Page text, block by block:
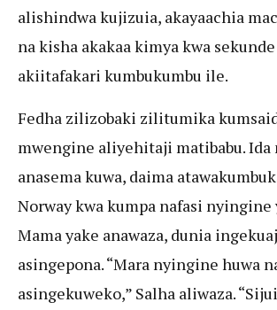
alishindwa kujizuia, akayaachia
na kisha akakaa kimya kwa
akiitafakari kumbukumbu ile.
Fedha zilizobaki zilitumika
mwengine aliyehitaji matibabu. Ida
anasema kuwa, daima
Norway kwa kumpa nafasi nyingine
Mama yake anawaza, dunia
asingepona. “Mara nyingine huwa
asingekuweko,” Salha aliwaza.